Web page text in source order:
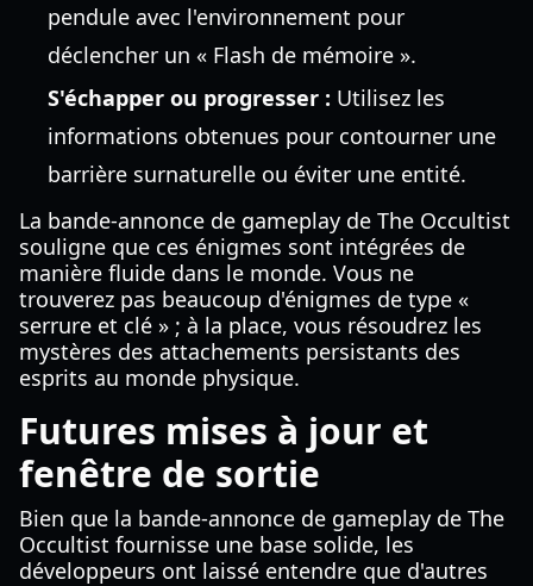
pendule avec l'environnement pour
déclencher un « Flash de mémoire ».
S'échapper ou progresser : Utilisez les
informations obtenues pour contourner une
barrière surnaturelle ou éviter une entité.
La bande-annonce de gameplay de The Occultist
souligne que ces énigmes sont intégrées de
manière fluide dans le monde. Vous ne
trouverez pas beaucoup d'énigmes de type «
serrure et clé » ; à la place, vous résoudrez les
mystères des attachements persistants des
esprits au monde physique.
Futures mises à jour et
fenêtre de sortie
Bien que la bande-annonce de gameplay de The
Occultist fournisse une base solide, les
développeurs ont laissé entendre que d'autres